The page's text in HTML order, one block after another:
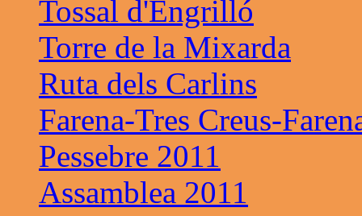
Tossal d'Engrilló
Torre de la Mixarda
Ruta dels Carlins
Farena-Tres Creus-
Pessebre 2011
Assamblea 2011